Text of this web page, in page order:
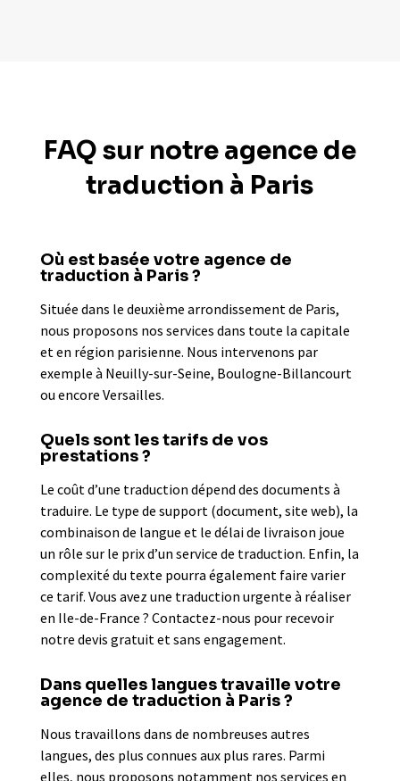
FAQ sur notre agence de
traduction à Paris
Où est basée votre agence de
traduction à Paris ?
Située dans le deuxième arrondissement de Paris,
nous proposons nos services dans toute la capitale
et en région parisienne. Nous intervenons par
exemple à Neuilly-sur-Seine, Boulogne-Billancourt
ou encore Versailles.
Quels sont les tarifs de vos
prestations ?
Le coût d’une traduction dépend des documents à
traduire. Le type de support (document, site web), la
combinaison de langue et le délai de livraison joue
un rôle sur le prix d’un service de traduction. Enfin, la
complexité du texte pourra également faire varier
ce tarif. Vous avez une traduction urgente à réaliser
en Ile-de-France ? Contactez-nous pour recevoir
notre devis gratuit et sans engagement.
Dans quelles langues travaille votre
agence de traduction à Paris ?
Nous travaillons dans de nombreuses autres
langues, des plus connues aux plus rares. Parmi
elles, nous proposons notamment nos services en